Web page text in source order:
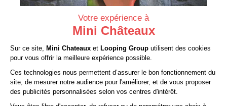
CONTACT
Mentions légales
CGV
Protection des données